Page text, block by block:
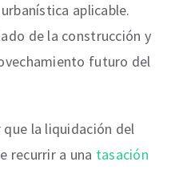
aplicable.
de la construcción y
futuro del
la liquidación del
recurrir a una tasación